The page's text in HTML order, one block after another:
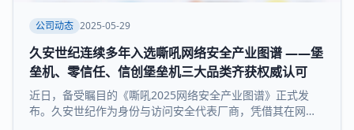
公司动态 2025-05-29
久安世纪连续多年入选嘶吼网络安全产业图谱 ——堡
垒机、零信任、信创堡垒机三大品类齐获权威认可
近日，备受瞩目的《嘶吼2025网络安全产业图谱》正式发
布。久安世纪作为身份与访问安全代表厂商，凭借其在网络